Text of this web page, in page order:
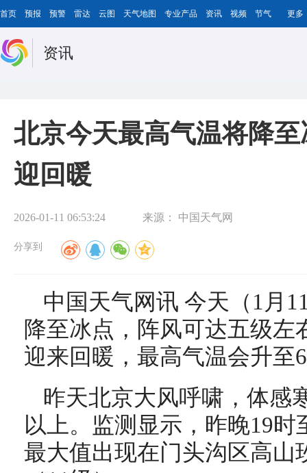
首页 预报 预警 雷达 云图 天气地图 专业产品 资讯 视频 节气 更多
资讯
北京今天最高气温将降
迎回暖
2026-01-11 06:53:24 来源： 中国天气网
分享到
中国天气网讯 今天（1月
降至冰点，阵风可达五级
迎来回暖，最高气温会升至
昨天北京大风呼啸，体感
以上。监测显示，昨晚19
最大值出现在门头沟区高山